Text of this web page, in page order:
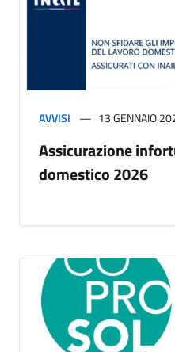
AVVISI 13 GENNAIO
Assicurazione
domestico 2026